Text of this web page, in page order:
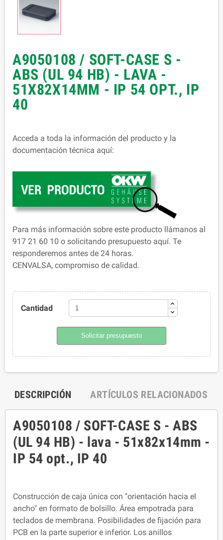
A9050108 / SOFT-CASE S -
ABS (UL 94 HB) - LAVA -
51X82X14MM - IP 54 OPT., IP
40
Acceda a toda la información del producto y la
documentación técnica aquí:
Para más información sobre este producto llámanos al
917 21 60 10 o solicitando presupuesto aquí. Te
responderemos antes de 24 horas.
CENVALSA, compromiso de calidad.
Cantidad
Solicitar presupuesto
DESCRIPCIÓN ARTÍCULOS RELACIONADOS
A9050108 / SOFT-CASE S - ABS
(UL 94 HB) - lava - 51x82x14mm -
IP 54 opt., IP 40
Construcción de caja única con "orientación hacia el
ancho" en formato de bolsillo. Área empotrada para
teclados de membrana. Posibilidades de fijación para
PCB en la parte superior e inferior. Los anillos